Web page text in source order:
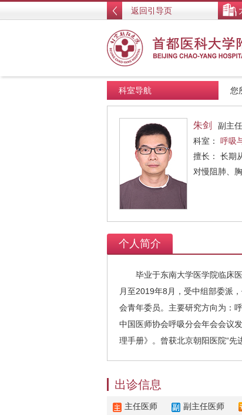
返回引导页
您
科室导航
朱剑
副主
科室： 呼吸
擅长： 长期
对慢阻肺、
个人简介
毕业于东南大学医学院临床医
月至2019年8月，受中组部委派
会青年委员。主要研究方向为：
中国医师协会呼吸分会年会会议
理手册》。曾获北京朝阳医院“先
出诊信息
主任医师 副主任医师